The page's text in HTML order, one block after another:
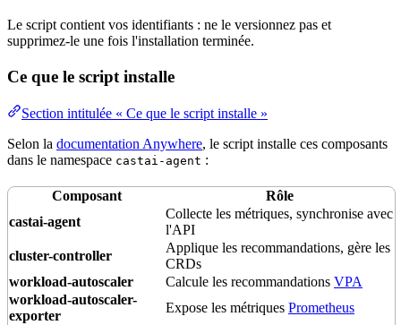
Le script contient vos identifiants : ne le versionnez pas et
supprimez-le une fois l'installation terminée.
Ce que le script installe
Section intitulée « Ce que le script installe »
Selon la documentation Anywhere, le script installe ces composants
dans le namespace castai-agent :
Composant
Rôle
castai-agent
Collecte les métriques, synchronise avec
l'API
cluster-controller
Applique les recommandations, gère les
CRDs
workload-autoscaler
Calcule les recommandations VPA
workload-autoscaler-
exporter
Expose les métriques Prometheus